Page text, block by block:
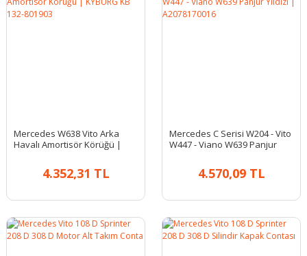
Mercedes W638 Vito Arka
Havalı Amortisör Körüğü |
4.352,31 TL
Mercedes C Serisi W204 - Vito
W447 - Viano W639 Panjur
4.570,09 TL